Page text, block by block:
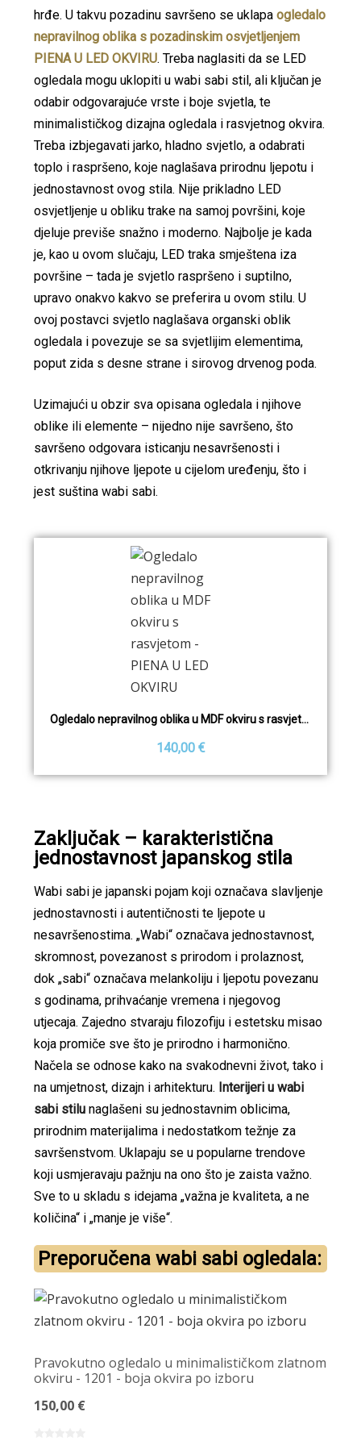
hrđe. U takvu pozadinu savršeno se uklapaogledalo
nepravilnog oblika s pozadinskim osvjetljenjem
PIENA U LED OKVIRU. Treba naglasiti da se LED
ogledala mogu uklopiti u wabi sabi stil, ali ključan je
odabir odgovarajuće vrste i boje svjetla, te
minimalističkog dizajna ogledala i rasvjetnog okvira.
Treba izbjegavati jarko, hladno svjetlo, a odabrati
toplo i raspršeno, koje naglašava prirodnu ljepotu i
jednostavnost ovog stila. Nije prikladno LED
osvjetljenje u obliku trake na samoj površini, koje
djeluje previše snažno i moderno. Najbolje je kada
je, kao u ovom slučaju, LED traka smještena iza
površine – tada je svjetlo raspršeno i suptilno,
upravo onakvo kakvo se preferira u ovom stilu. U
ovoj postavci svjetlo naglašava organski oblik
ogledala i povezuje se sa svjetlijim elementima,
poput zida s desne strane i sirovog drvenog poda.
Uzimajući u obzir sva opisana ogledala i njihove
oblike ili elemente – nijedno nije savršeno, što
savršeno odgovara isticanju nesavršenosti i
otkrivanju njihove ljepote u cijelom uređenju, što i
jest suština wabi sabi.
Ogledalo nepravilnog oblika u MDF okviru s rasvjetom - PIENA U LED OKVIRU
140,00 €
Zaključak – karakteristična
jednostavnost japanskog stila
Wabi sabi je japanski pojam koji označava slavljenje
jednostavnosti i autentičnosti te ljepote u
nesavršenostima. „Wabi“ označava jednostavnost,
skromnost, povezanost s prirodom i prolaznost,
dok „sabi“ označava melankoliju i ljepotu povezanu
s godinama, prihvaćanje vremena i njegovog
utjecaja. Zajedno stvaraju filozofiju i estetsku misao
koja promiče sve što je prirodno i harmonično.
Načela se odnose kako na svakodnevni život, tako i
na umjetnost, dizajn i arhitekturu. Interijeri u wabi
sabi stilu naglašeni su jednostavnim oblicima,
prirodnim materijalima i nedostatkom težnje za
savršenstvom. Uklapaju se u popularne trendove
koji usmjeravaju pažnju na ono što je zaista važno.
Sve to u skladu s idejama „važna je kvaliteta, a ne
količina“ i „manje je više“.
Preporučena wabi sabi ogledala:
Pravokutno ogledalo u minimalističkom zlatnom
okviru - 1201 - boja okvira po izboru
150,00 €